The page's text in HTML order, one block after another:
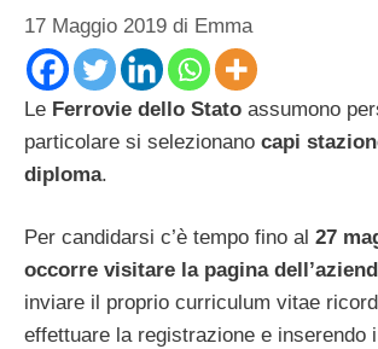
17 Maggio 2019 di Emma
Le Ferrovie dello Stato assumono
particolare si selezionano capi
diploma.
Per candidarsi c’è tempo fino al 27
occorre visitare la pagina
inviare il proprio curriculum vitae
effettuare la registrazione e inserendo